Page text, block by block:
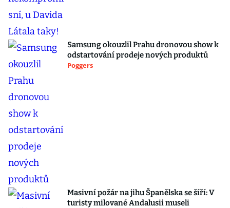
Samsung okouzlil Prahu dronovou show k
odstartování prodeje nových produktů
Poggers
Masivní požár na jihu Španělska se šíří: V
turisty milované Andalusii museli